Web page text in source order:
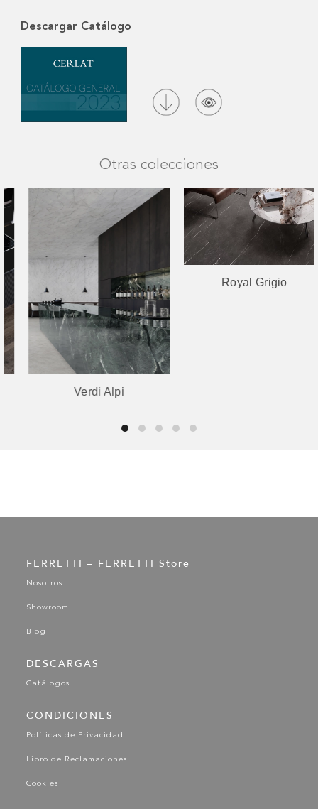
Descargar Catálogo
Otras colecciones
Verdi Alpi
Royal Grigio
FERRETTI – FERRETTI Store
Nosotros
Showroom
Blog
DESCARGAS
Catálogos
CONDICIONES
Políticas de Privacidad
Libro de Reclamaciones
Cookies